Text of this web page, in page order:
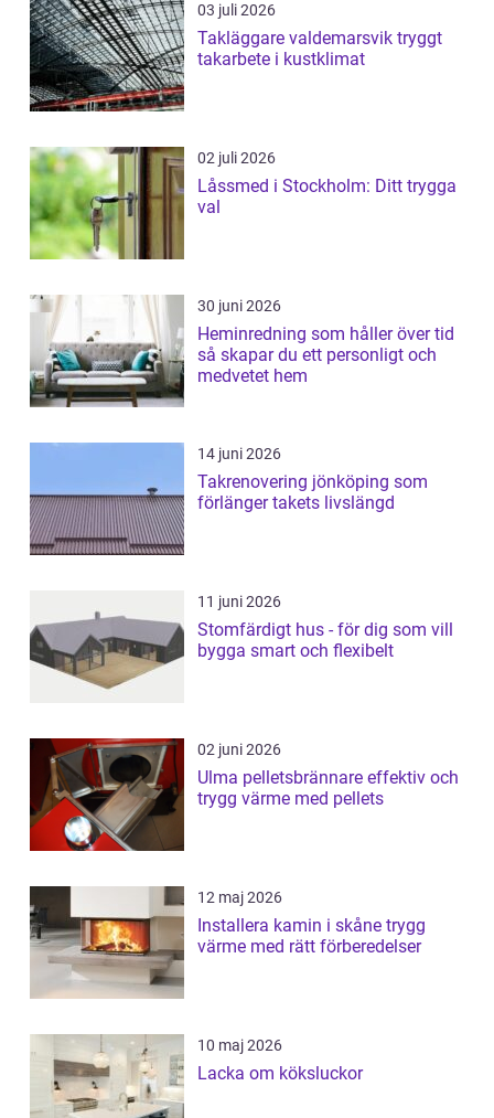
03 juli 2026
Takläggare valdemarsvik tryggt
takarbete i kustklimat
02 juli 2026
Låssmed i Stockholm: Ditt trygga
val
30 juni 2026
Heminredning som håller över tid
så skapar du ett personligt och
medvetet hem
14 juni 2026
Takrenovering jönköping som
förlänger takets livslängd
11 juni 2026
Stomfärdigt hus - för dig som vill
bygga smart och flexibelt
02 juni 2026
Ulma pelletsbrännare effektiv och
trygg värme med pellets
12 maj 2026
Installera kamin i skåne trygg
värme med rätt förberedelser
10 maj 2026
Lacka om köksluckor